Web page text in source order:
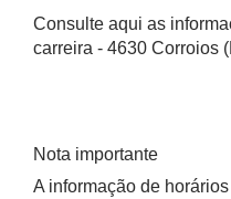
Consulte aqui as
carreira - 4630 Corroios
Nota importante
A informação de